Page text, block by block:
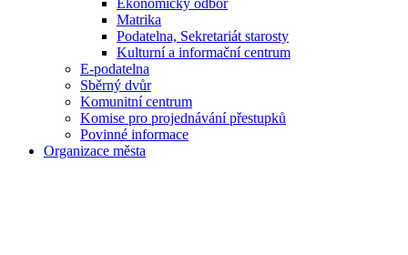
Ekonomický odbor
Matrika
Podatelna, Sekretariát starosty
Kulturní a informační centrum
E-podatelna
Sběrný dvůr
Komunitní centrum
Komise pro projednávání přestupků
Povinné informace
Organizace města